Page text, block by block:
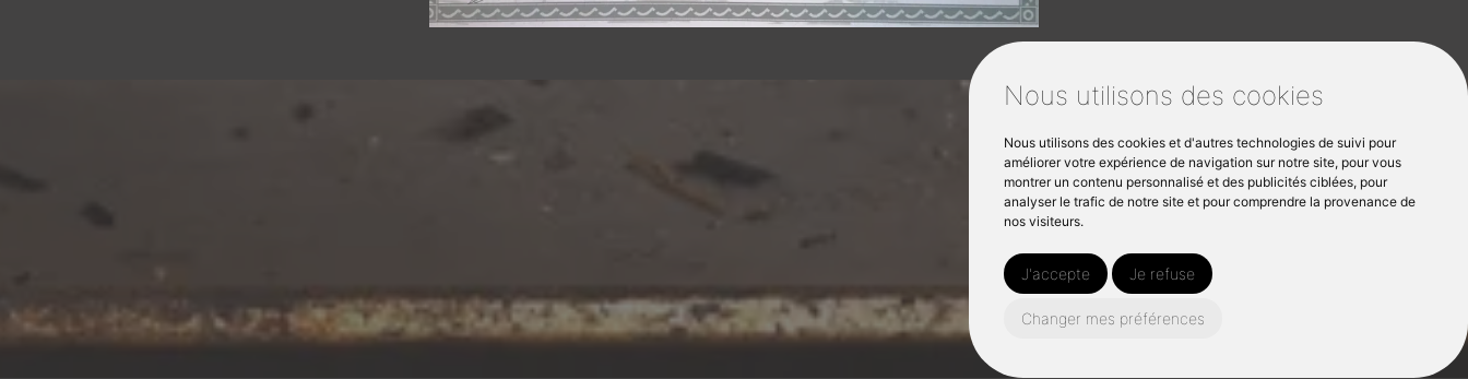
Nous utilisons des cookies
Nous utilisons des cookies et d'autres technologies de suivi pour
améliorer votre expérience de navigation sur notre site, pour vous
montrer un contenu personnalisé et des publicités ciblées, pour
analyser le trafic de notre site et pour comprendre la provenance de
nos visiteurs.
J'accepte Je refuse
Changer mes préférences